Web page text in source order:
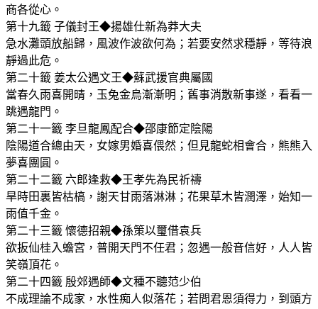
商各從心。
第十九籤 子儀封王◆揚雄仕新為莽大夫
急水灘頭放船歸，風波作波欲何為；若要安然求穩靜，等待浪
靜過此危。
第二十籤 姜太公遇文王◆蘇武援官典屬國
當春久雨喜開晴，玉兔金烏漸漸明；舊事消散新事遂，看看一
跳遇龍門。
第二十一籤 李旦龍鳳配合◆邵康節定陰陽
陰陽道合總由天，女嫁男婚喜偎然；但見龍蛇相會合，熊熊入
夢喜團圓。
第二十二籤 六郎逢救◆王孝先為民祈禱
旱時田裏皆枯槁，謝天甘雨落淋淋；花果草木皆潤澤，始知一
雨值千金。
第二十三籤 懷德招親◆孫策以璽借袁兵
欲扳仙桂入蟾宮，普開天門不任君；忽遇一般音信好，人人皆
笑嶺頂花。
第二十四籤 殷郊遇師◆文種不聽范少伯
不成理論不成家，水性痴人似落花；若問君恩須得力，到頭方